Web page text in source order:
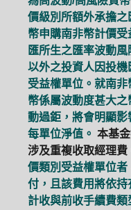
價級別所額外承擔
幣申購南非幣計價
匯所生之匯率波動
以外之投資人因投
受益權單位。就南
幣係屬波動度甚大
動過鉅，將會明顯
每單位淨值。 本基
涉及重複收取經理費
價類別受益權單位
付，且該費用將依
計收與前收手續費